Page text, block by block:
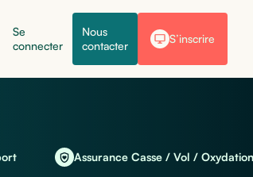
Se
connecter
Nous
contacter
S’inscrire
Assurance Casse / Vol / Oxydation incluse